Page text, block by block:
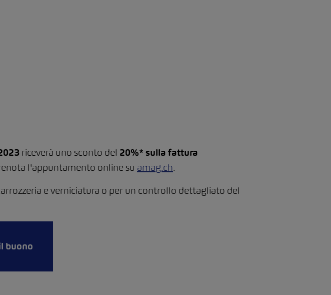
riceverà uno sconto del 20%* sulla fattura
l'appuntamento online su amag.ch.
e verniciatura o per un controllo dettagliato del
buono